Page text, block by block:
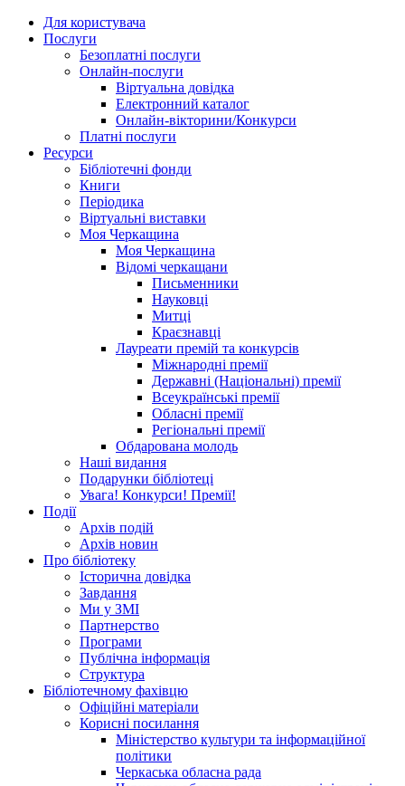
Для користувача
Послуги
Безоплатні послуги
Онлайн-послуги
Віртуальна довідка
Електронний каталог
Онлайн-вікторини/Конкурси
Платні послуги
Ресурси
Бібліотечні фонди
Книги
Періодика
Віртуальні виставки
Моя Черкащина
Моя Черкащина
Відомі черкащани
Письменники
Науковці
Митці
Краєзнавці
Лауреати премій та конкурсів
Міжнародні премії
Державні (Національні) премії
Всеукраїнські премії
Обласні премії
Регіональні премії
Обдарована молодь
Наші видання
Подарунки бібліотеці
Увага! Конкурси! Премії!
Події
Архів подій
Архів новин
Про бібліотеку
Історична довідка
Завдання
Ми у ЗМІ
Партнерство
Програми
Публічна інформація
Структура
Бібліотечному фахівцю
Офіційні матеріали
Корисні посилання
Міністерство культури та інформаційної
політики
Черкаська обласна рада